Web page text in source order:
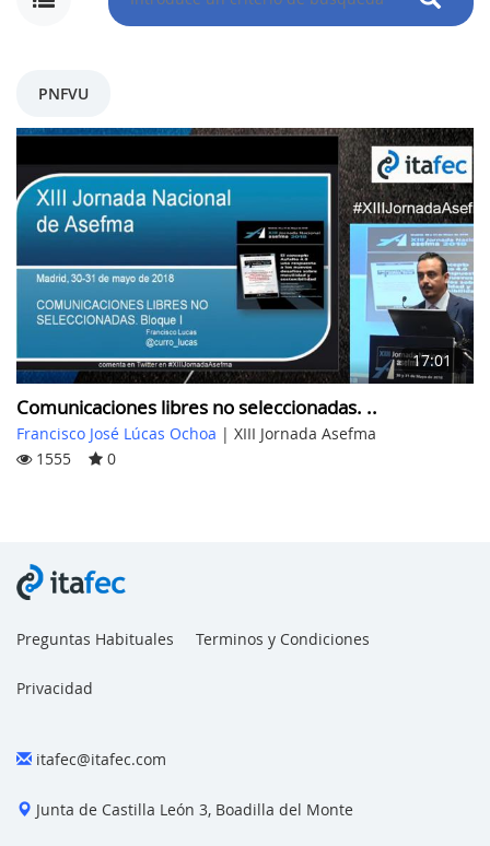
CUENTA
BLOG
AUTORES
CONTACTO
FAQ
PNFVU
17:01
Comunicaciones libres no seleccionadas. ..
Francisco José Lúcas Ochoa | XIII Jornada Asefma
1555
0
Preguntas Habituales Terminos y Condiciones
Privacidad
itafec@itafec.com
Junta de Castilla León 3, Boadilla del Monte